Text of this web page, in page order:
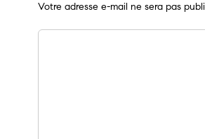
Votre adresse e-mail ne sera pas